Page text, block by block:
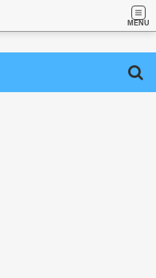
MENU